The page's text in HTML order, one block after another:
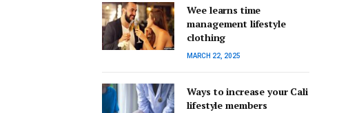
Wee learns time
management lifestyle
clothing
MARCH 22, 2025
Ways to increase your Cali
lifestyle members